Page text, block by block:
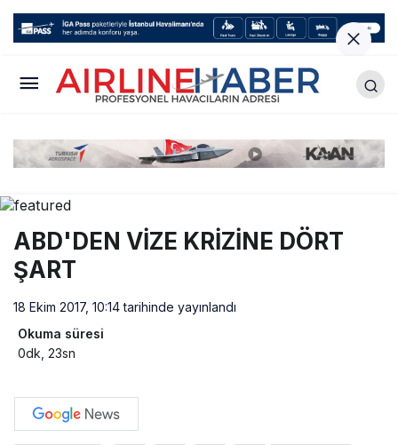
ABD'DEN VİZE KRİZİNE DÖRT
ŞART
18 Ekim 2017, 10:14tarihinde yayınlandı
Okuma süresi
0dk, 23sn